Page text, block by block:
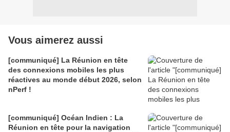
Vous aimerez aussi
[communiqué] La Réunion en tête
des connexions mobiles les plus
réactives au monde début 2026, selon
nPerf !
[communiqué] Océan Indien : La
Réunion en tête pour la navigation